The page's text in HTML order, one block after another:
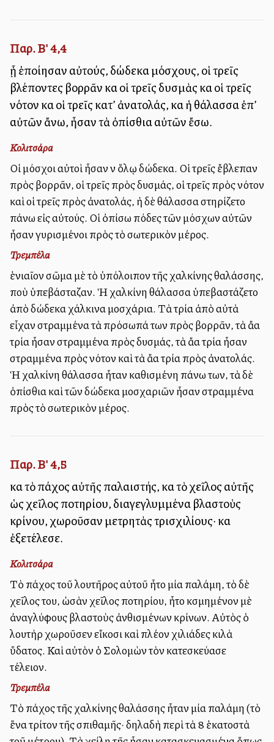
Παρ. Β' 4,4
ᾗ ἐποίησαν αὐτούς, δώδεκα μόσχους, οἱ τρεῖς
βλέποντες βορρᾶν καὶ οἱ τρεῖς δυσμὰς καὶ οἱ τρεῖς
νότον καὶ οἱ τρεῖς κατ’ ἀνατολάς, καὶ ἡ θάλασσα ἐπ’
αὐτῶν ἄνω, ἦσαν τὰ ὀπίσθια αὐτῶν ἔσω.
Κολιτσάρα
Οἱ μόσχοι αὐτοὶ ἦσαν ἐν ὅλῳ δώδεκα. Οἱ τρεῖς ἔβλεπαν
πρὸς βορρᾶν, οἱ τρεῖς πρὸς δυσμάς, οἱ τρεῖς πρὸς νότον
καὶ οἱ τρεῖς πρὸς ἀνατολάς, ἡ δὲ θάλασσα ἐστηρίζετο
ἐπάνω εἰς αὐτούς. Οἱ ὀπίσω πόδες τῶν μόσχων αὐτῶν
ἦσαν γυρισμένοι πρὸς τὸ ἐσωτερικὸν μέρος.
Τρεμπέλα
ἑνιαῖον σῶμα μὲ τὸ ὑπόλοιπον τῆς χαλκίνης θαλάσσης,
ποὺ ὑπεβάσταζαν. Ἡ χαλκίνη θάλασσα ὑπεβαστάζετο
ἀπὸ δώδεκα χάλκινα μοσχάρια. Τὰ τρία ἀπὸ αὐτὰ
εἶχαν στραμμένα τὰ πρόσωπά των πρὸς βορρᾶν, τὰ ἄλλα
τρία ἦσαν στραμμένα πρὸς δυσμάς, τὰ ἄλλα τρία ἦσαν
στραμμένα πρὸς νότον καὶ τὰ ἄλλα τρία πρὸς ἀνατολάς.
Ἡ χαλκίνη θάλασσα ἦταν καθισμένη ἐπάνω των, τὰ δὲ
ὀπίσθια καὶ τῶν δώδεκα μοσχαριῶν ἦσαν στραμμένα
πρὸς τὸ ἐσωτερικὸν μέρος.
Παρ. Β' 4,5
καὶ τὸ πάχος αὐτῆς παλαιστής, καὶ τὸ χεῖλος αὐτῆς
ὡς χεῖλος ποτηρίου, διαγεγλυμμένα βλαστοὺς
κρίνου, χωροῦσαν μετρητὰς τρισχιλίους· καὶ
ἐξετέλεσε.
Κολιτσάρα
Τὸ πάχος τοῦ λουτῆρος αὐτοῦ ἦτο μία παλάμη, τὸ δὲ
χεῖλος του, ὡσὰν χεῖλος ποτηρίου, ἦτο κσμημένον μὲ
ἀναγλύφους βλαστοὺς ἀνθισμένων κρίνων. Αὐτὸς ὁ
λουτὴρ ἐχωροῦσεν εἴκοσι καὶ πλέον χιλιάδες κιλὰ
ὕδατος. Καὶ αὐτὸν ὁ Σολομὼν τὸν κατεσκεύασε
τέλειον.
Τρεμπέλα
Τὸ πάχος τῆς χαλκίνης θαλάσσης ἦταν μία παλάμη (τὸ
ἕνα τρίτον τῆς σπιθαμῆς· δηλαδὴ περὶ τὰ 8 ἑκατοστὰ